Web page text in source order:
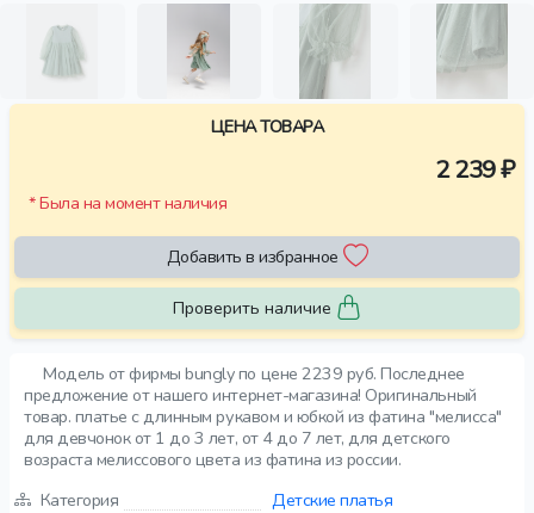
Модель от фирмы bungly по цене 2239 руб. Последнее
предложение от нашего интернет-магазина! Оригинальный
товар. платье с длинным рукавом и юбкой из фатина "мелисса"
для девчонок от 1 до 3 лет, от 4 до 7 лет, для детского
возраста мелиссового цвета из фатина из россии.
Категория
Детские платья
ЦЕНА ТОВАРА
2 239 ₽
* Была на момент наличия
Добавить в избранное
Проверить наличие